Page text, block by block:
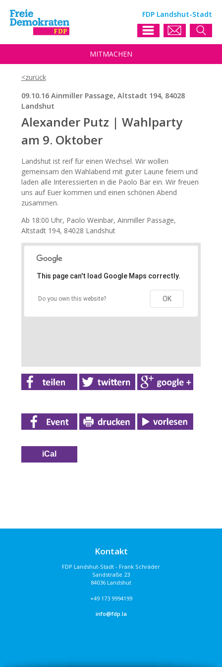
FDP Landshut-Stadt
MITMACHEN
09.10.16 Ainmiller Passage, Altstadt 194, 84028
Landshut
Alexander Putz | Wahlparty
am 9. Oktober
Landshut ist reif für einen Wechsel. Wir wollen
gemeinsam den Wahlabend mit guter Laune feiern und
laden alle Interessierten in die Paolo Bar ein. Wir freuen
uns auf Euer kommen und einen schönen Abend
zusammen.
Ab 18:00 Uhr, Paolo Weinbar, Ainmiller Passage,
Altstadt 194, 84028 Landshut
This page can't load Google Maps correctly.
Do you own this website? OK
iCal
Kontakt
FDP Landshut-Stadt - Frank Schräder
Sandstraße 23
84036 Landshut
+49 173 9994199
info@fdp.la